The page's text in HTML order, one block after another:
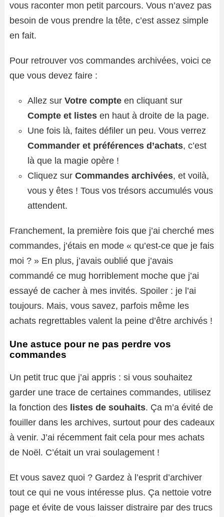
vous raconter mon petit parcours. Vous n’avez pas
besoin de vous prendre la tête, c’est assez simple
en fait.
Pour retrouver vos commandes archivées, voici ce
que vous devez faire :
Allez sur Votre compte en cliquant sur
Compte et listes en haut à droite de la page.
Une fois là, faites défiler un peu. Vous verrez
Commander et préférences d’achats, c’est
là que la magie opère !
Cliquez sur Commandes archivées, et voilà,
vous y êtes ! Tous vos trésors accumulés vous
attendent.
Franchement, la première fois que j’ai cherché mes
commandes, j’étais en mode « qu’est-ce que je fais
moi ? » En plus, j’avais oublié que j’avais
commandé ce mug horriblement moche que j’ai
essayé de cacher à mes invités. Spoiler : je l’ai
toujours. Mais, vous savez, parfois même les
achats regrettables valent la peine d’être archivés !
Une astuce pour ne pas perdre vos
commandes
Un petit truc que j’ai appris : si vous souhaitez
garder une trace de certaines commandes, utilisez
la fonction des listes de souhaits. Ça m’a évité de
fouiller dans les archives, surtout pour des cadeaux
à venir. J’ai récemment fait cela pour mes achats
de Noël. C’était un vrai soulagement !
Et vous savez quoi ? Gardez à l’esprit d’archiver
tout ce qui ne vous intéresse plus. Ça nettoie votre
page et évite de vous laisser distraire par des trucs